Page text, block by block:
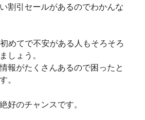
割引セールがあるのでわかんな
めてで不安がある人もそろそろ
しょう。
報がたくさんあるので困ったと
。
好のチャンスです。